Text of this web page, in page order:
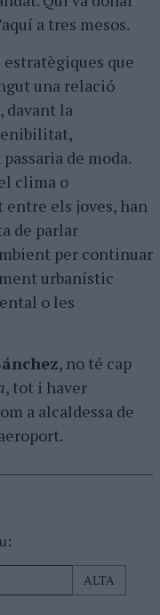
a tres mesos.
que
una relació
davant la
de moda.
clima o
els joves, han
de parlar
per continuar
urbanístic
o les
, no té cap
, tot i haver
a alcaldessa de